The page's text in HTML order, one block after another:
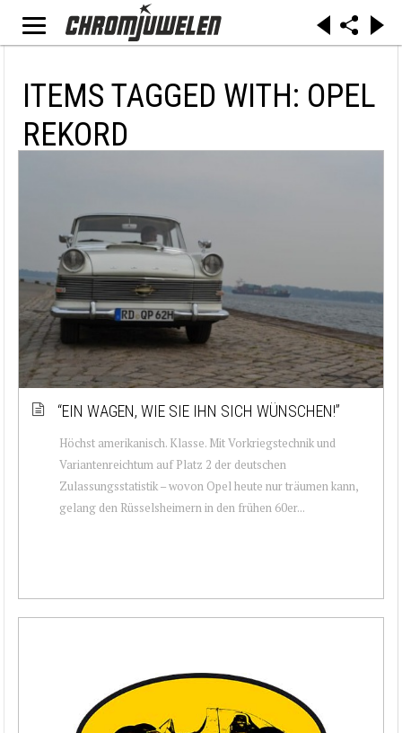
ITEMS TAGGED WITH: OPEL
REKORD
“EIN WAGEN, WIE SIE IHN SICH WÜNSCHEN!”
Höchst amerikanisch. Klasse. Mit Vorkriegstechnik und
Variantenreichtum auf Platz 2 der deutschen
Zulassungsstatistik – wovon Opel heute nur träumen kann,
gelang den Rüsselsheimern in den frühen 60er...